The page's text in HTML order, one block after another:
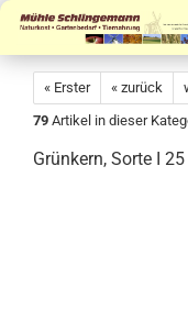
« Erster « zurück
79 Artikel in dieser
Grünkern, Sorte I 25